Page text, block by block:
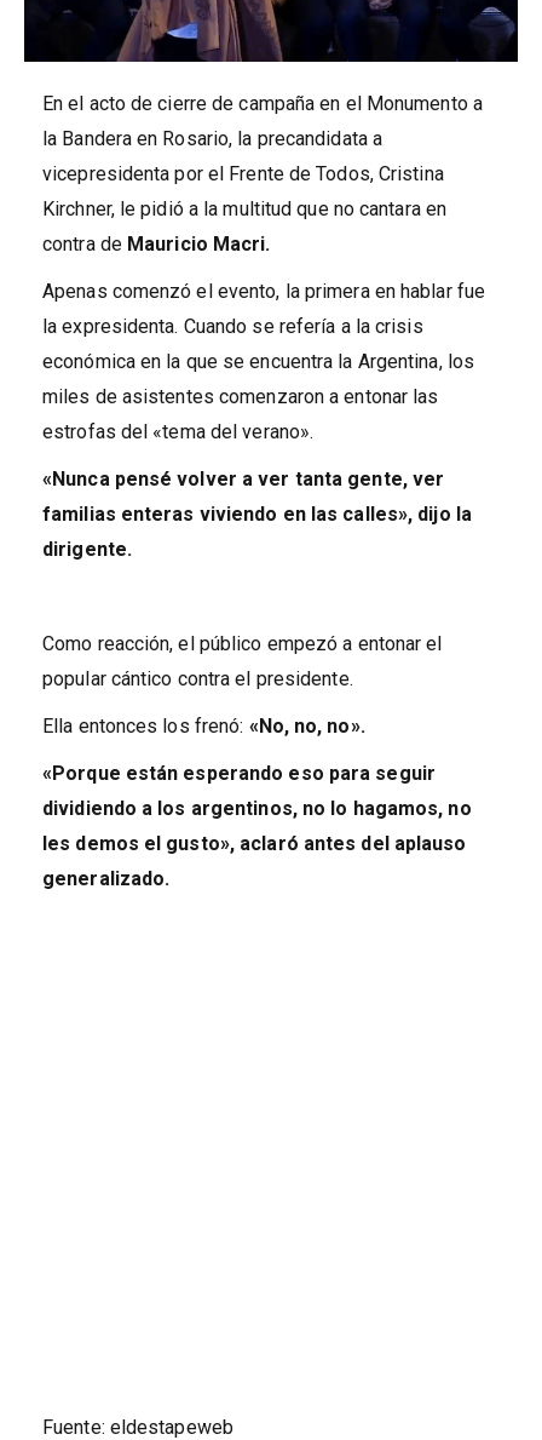
En el acto de cierre de campaña en el Monumento a
la Bandera en Rosario, la precandidata a
vicepresidenta por el Frente de Todos, Cristina
Kirchner, le pidió a la multitud que no cantara en
contra de Mauricio Macri.
Apenas comenzó el evento, la primera en hablar fue
la expresidenta. Cuando se refería a la crisis
económica en la que se encuentra la Argentina, los
miles de asistentes comenzaron a entonar las
estrofas del «tema del verano».
«Nunca pensé volver a ver tanta gente, ver
familias enteras viviendo en las calles», dijo la
dirigente.
Como reacción, el público empezó a entonar el
popular cántico contra el presidente.
Ella entonces los frenó: «No, no, no».
«Porque están esperando eso para seguir
dividiendo a los argentinos, no lo hagamos, no
les demos el gusto», aclaró antes del aplauso
generalizado.
Fuente: eldestapeweb